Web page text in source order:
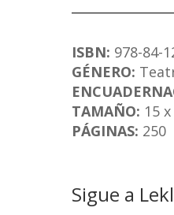
ISBN: 978-84-
GÉNERO:
TAMAÑO: 15
PÁGINAS: 250
Sigue a